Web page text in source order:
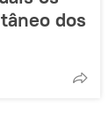
dos